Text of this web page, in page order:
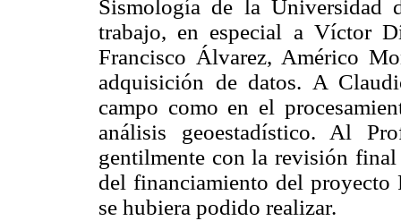
Sismología de la Universidad
trabajo, en especial a Víctor
Francisco Álvarez, Américo
adquisición de datos. A
campo como en el
análisis geoestadístico. Al
gentilmente con la revisión
del financiamiento del
se hubiera podido realizar.